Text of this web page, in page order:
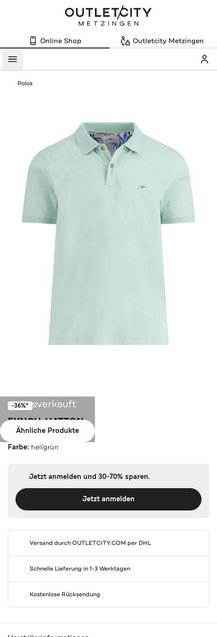
Online Shop Outletcity Metzingen
Menü
Polos
Ausverkauft
Ähnliche Produkte
-36%*
FYNCH-HATTON
Polo-Shirt hellgrün
Farbe: hellgrün
Jetzt anmelden und 30-70% sparen.
Jetzt anmelden
Versand durchOUTLETCITY.COM per DHL
Schnelle Lieferung in 1-3 Werktagen
Kostenlose Rücksendung